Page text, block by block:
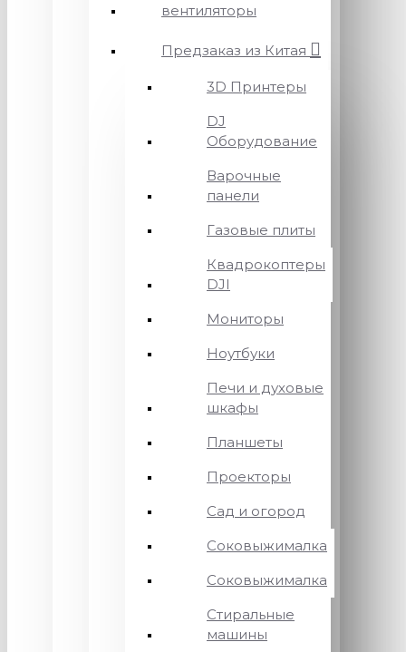
вентиляторы
Предзаказ из Китая
3D Принтеры
DJ
Оборудование
Варочные
панели
Газовые плиты
Квадрокоптеры
DJI
Мониторы
Ноутбуки
Печи и духовые
шкафы
Планшеты
Проекторы
Сад и огород
Соковыжималка
Соковыжималка
Стиральные
машины